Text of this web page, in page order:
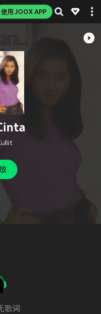
使用 JOOX APP
歌词